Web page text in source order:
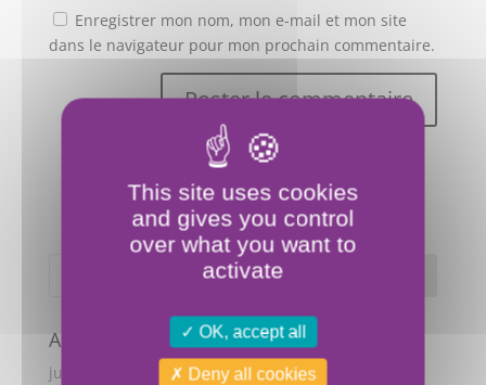
Enregistrer mon nom, mon e-mail et mon site
dans le navigateur pour mon prochain commentaire.
Archives
juillet 2026
This site uses cookies
and gives you control
over what you want to
activate
OK, accept all
Deny all cookies